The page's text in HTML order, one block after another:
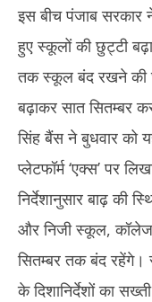
इस बीच पंजाब सरकार
हुए स्कूलों की छुट्टी
तक स्कूल बंद रखने की
बढ़ाकर सात सितम्बर
सिंह बैंस ने बुधवार को
प्लेटफॉर्म ‘एक्स’ पर
निर्देशानुसार बाढ़ की
और निजी स्कूल, कॉलेज,
सितम्बर तक बंद रहेंगे।
के दिशानिर्देशों का